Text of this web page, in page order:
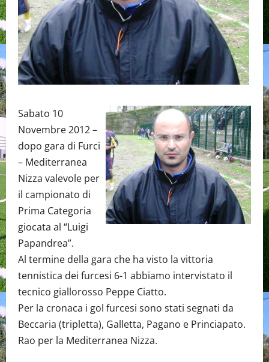
Sabato 10
Novembre 2012 –
dopo gara di Furci
– Mediterranea
Nizza valevole per
il campionato di
Prima Categoria
giocata al “Luigi
Papandrea”.
Al termine della gara che ha visto la vittoria
tennistica dei furcesi 6-1 abbiamo intervistato il
tecnico giallorosso Peppe Ciatto.
Per la cronaca i gol furcesi sono stati segnati da
Beccaria (tripletta), Galletta, Pagano e Princiapato.
Rao per la Mediterranea Nizza.